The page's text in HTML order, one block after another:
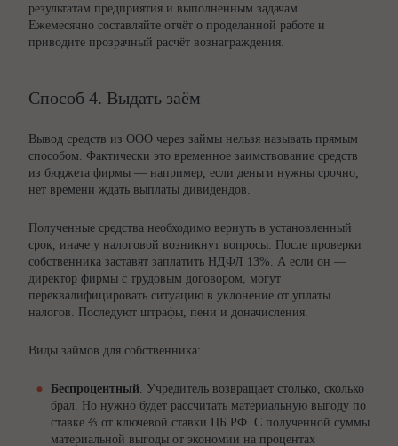
результатам предприятия и выполненным задачам.
Ежемесячно составляйте отчёт о проделанной работе и
приводите прозрачный расчёт вознаграждения.
Способ 4. Выдать заём
Вывод средств из ООО через займы нельзя называть прямым
способом. Фактически это временное заимствование средств
из бюджета фирмы — например, если деньги нужны срочно,
нет времени ждать выплаты дивидендов.
Полученные средства необходимо вернуть в установленный
срок, иначе у налоговой возникнут вопросы. После проверки
собственника заставят заплатить НДФЛ 13%. А если он —
директор фирмы с трудовым договором, могут
переквалифицировать ситуацию в уклонение от уплаты
налогов. Последуют штрафы, пени и доначисления.
Виды займов для собственника:
Беспроцентный. Учредитель возвращает столько, сколько
брал. Но нужно будет рассчитать материальную выгоду по
ставке ⅔ от ключевой ставки ЦБ РФ. С полученной суммы
материальной выгоды от экономии на процентах